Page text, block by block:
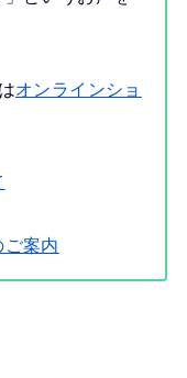
オンラインショ
案内